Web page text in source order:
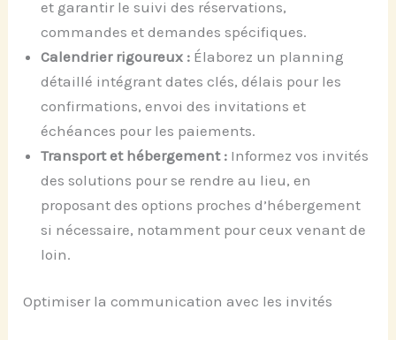
et garantir le suivi des réservations,
commandes et demandes spécifiques.
Calendrier rigoureux : Élaborez un planning
détaillé intégrant dates clés, délais pour les
confirmations, envoi des invitations et
échéances pour les paiements.
Transport et hébergement : Informez vos invités
des solutions pour se rendre au lieu, en
proposant des options proches d’hébergement
si nécessaire, notamment pour ceux venant de
loin.
Optimiser la communication avec les invités